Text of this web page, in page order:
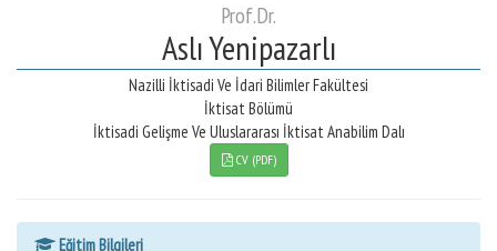
Prof.Dr.
Aslı Yenipazarlı
Nazilli İktisadi Ve İdari Bilimler Fakültesi
İktisat Bölümü
İktisadi Gelişme Ve Uluslararası İktisat Anabilim Dalı
CV (PDF)
Eğitim Bilgileri